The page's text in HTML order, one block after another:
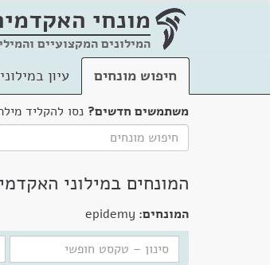
מונחי
המילונים המקצועיים
חיפוש מונחים עיון
משתמשים חדשים? נסו להקליד
המונחים במילוני
המונחים: epidemy